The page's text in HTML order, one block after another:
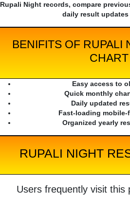
Rupali Night records, compare
daily result updates
BENIFITS OF RUPALI
CHART
Easy access to
Quick monthly
Daily updated
Fast-loading
Organized yearly
RUPALI NIGHT
Users frequently visit this